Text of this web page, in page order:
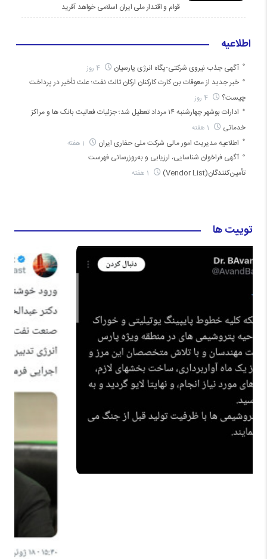
قوام و اقتدار ملی ایران اسلامی خواهد آفرید
اطلاعیه
آگهی جذب نیروی شرکتی-پگاه انرژی پارسیان
خبر جدید از معوقات بن کارت کارکنان ارکان ثالث نفت؛ علت تأخیر در پرداخت
چیست؟
ادارات بوشهر چهارشنبه ۱۴ مرداد تعطیل شد؛ جزئیات فعالیت بانک ها و مراکز
خدماتی
اطلاعیه مدیریت امور مالی شرکت ملی حفاری ایران
آگهی فراخوان شناسایی، ارزیابی و به‌روزرسانی فهرست
تأمین‌کنندگان(Vendor List)
توییت ها
بابک آوند: عضو کارگروه نفت دولت پزشکیان